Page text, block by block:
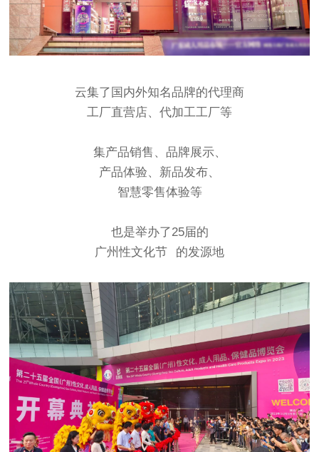
云集了国内外知名品牌的代理商
工厂直营店、代加工工厂等
集产品销售、品牌展示、
产品体验、新品发布、
智慧零售体验等
也是举办了25届的
广州性文化节
的发源地